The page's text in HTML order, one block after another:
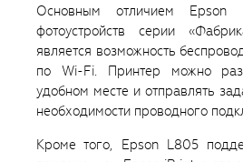
Основным отличием
фотоустройств серии
является возможность
по Wi-Fi. Принтер можно
удобном месте и отправлять
необходимости проводного
Кроме того, Epson L805